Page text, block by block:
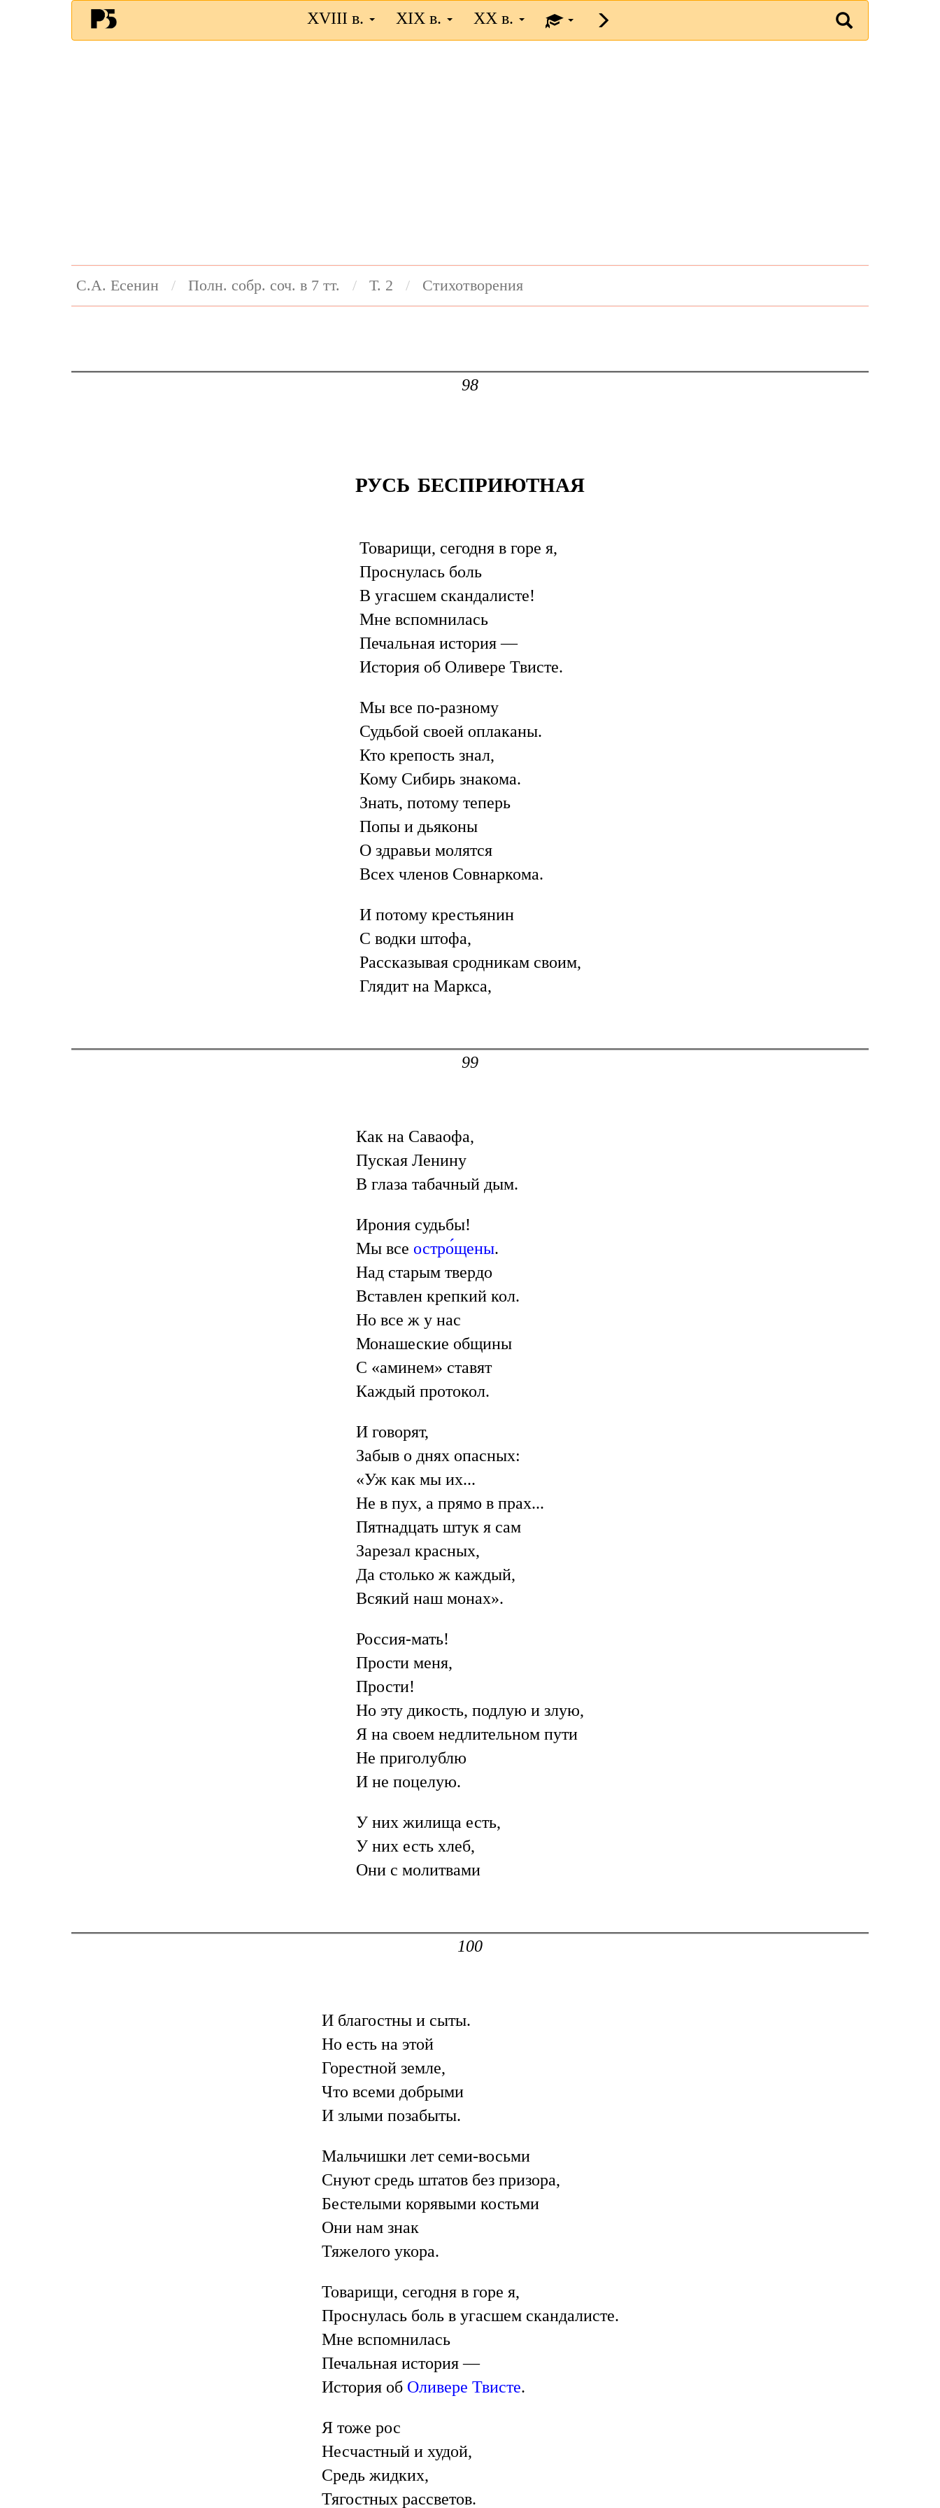
XVIII в. XIX в. XX в.
С.А. Есенин Полн. собр. соч. в 7 тт. Т. 2 Стихотворения
98
РУСЬ БЕСПРИЮТНАЯ
Товарищи, сегодня в горе я,
Проснулась боль
В угасшем скандалисте!
Мне вспомнилась
Печальная история —
История об Оливере Твисте.
Мы все по-разному
Судьбой своей оплаканы.
Кто крепость знал,
Кому Сибирь знакома.
Знать, потому теперь
Попы и дьяконы
О здравьи молятся
Всех членов Совнаркома.
И потому крестьянин
С водки штофа,
Рассказывая сродникам своим,
Глядит на Маркса,
99
Как на Саваофа,
Пуская Ленину
В глаза табачный дым.
Ирония судьбы!
Мы все остро́щены.
Над старым твердо
Вставлен крепкий кол.
Но все ж у нас
Монашеские общины
С «аминем» ставят
Каждый протокол.
И говорят,
Забыв о днях опасных:
«Уж как мы их...
Не в пух, а прямо в прах...
Пятнадцать штук я сам
Зарезал красных,
Да столько ж каждый,
Всякий наш монах».
Россия-мать!
Прости меня,
Прости!
Но эту дикость, подлую и злую,
Я на своем недлительном пути
Не приголублю
И не поцелую.
У них жилища есть,
У них есть хлеб,
Они с молитвами
100
И благостны и сыты.
Но есть на этой
Горестной земле,
Что всеми добрыми
И злыми позабыты.
Мальчишки лет семи-восьми
Снуют средь штатов без призора,
Бестелыми корявыми костьми
Они нам знак
Тяжелого укора.
Товарищи, сегодня в горе я,
Проснулась боль в угасшем скандалисте.
Мне вспомнилась
Печальная история —
История об Оливере Твисте.
Я тоже рос
Несчастный и худой,
Средь жидких,
Тягостных рассветов.